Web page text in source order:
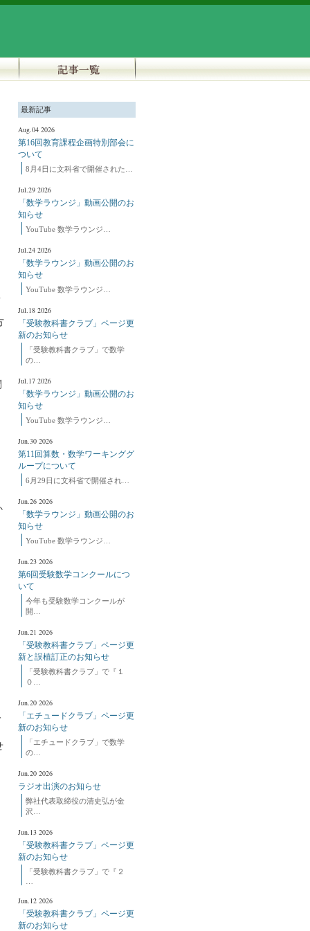
最新記事
Aug.04 2026
第16回教育課程企画特別部会に
ついて
8月4日に文科省で開催された…
Jul.29 2026
「数学ラウンジ」動画公開のお
知らせ
YouTube 数学ラウンジ…
Jul.24 2026
「数学ラウンジ」動画公開のお
知らせ
YouTube 数学ラウンジ…
Jul.18 2026
「受験教科書クラブ」ページ更
新のお知らせ
「受験教科書クラブ」で数学
の…
Jul.17 2026
「数学ラウンジ」動画公開のお
知らせ
YouTube 数学ラウンジ…
Jun.30 2026
第11回算数・数学ワーキンググ
ループについて
6月29日に文科省で開催され…
Jun.26 2026
「数学ラウンジ」動画公開のお
知らせ
YouTube 数学ラウンジ…
Jun.23 2026
第6回受験数学コンクールにつ
いて
今年も受験数学コンクールが
開…
Jun.21 2026
「受験教科書クラブ」ページ更
新と誤植訂正のお知らせ
「受験教科書クラブ」で『１
０…
Jun.20 2026
「エチュードクラブ」ページ更
新のお知らせ
「エチュードクラブ」で数学
の…
Jun.20 2026
ラジオ出演のお知らせ
弊社代表取締役の清史弘が金
沢…
Jun.13 2026
「受験教科書クラブ」ページ更
新のお知らせ
「受験教科書クラブ」で『２
Jun.12 2026
「受験教科書クラブ」ページ更
新のお知らせ